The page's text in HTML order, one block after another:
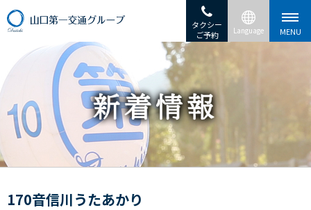
タクシー
ご予約
170音信川うたあかり